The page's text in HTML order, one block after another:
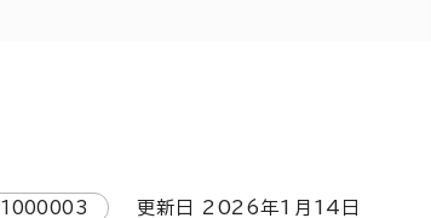
1000003 更新日 2026年1月 14 日